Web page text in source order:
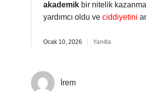
akademik bir nitelik
yardımcı oldu ve ciddiyetini
Ocak 10, 2026 Yanıtla
İrem